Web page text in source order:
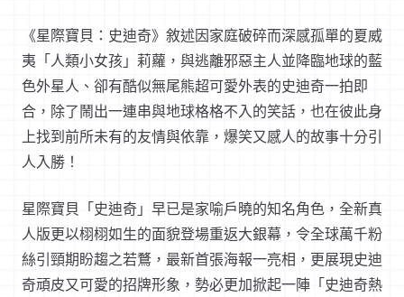
《星際寶貝：史迪奇》敘述因家庭破碎而深感孤單的夏威
夷「人類小女孩」莉蘿，與逃離邪惡主人並降臨地球的藍
色外星人、卻有酷似無尾熊超可愛外表的史迪奇一拍即
合，除了鬧出一連串與地球格格不入的笑話，也在彼此身
上找到前所未有的友情與依靠，爆笑又感人的故事十分引
人入勝！
星際寶貝「史迪奇」早已是家喻戶曉的知名角色，全新真
人版更以栩栩如生的面貌登場重返大銀幕，令全球萬千粉
絲引頸期盼趨之若鶩，最新首張海報一亮相，更展現史迪
奇頑皮又可愛的招牌形象，勢必更加掀起一陣「史迪奇熱